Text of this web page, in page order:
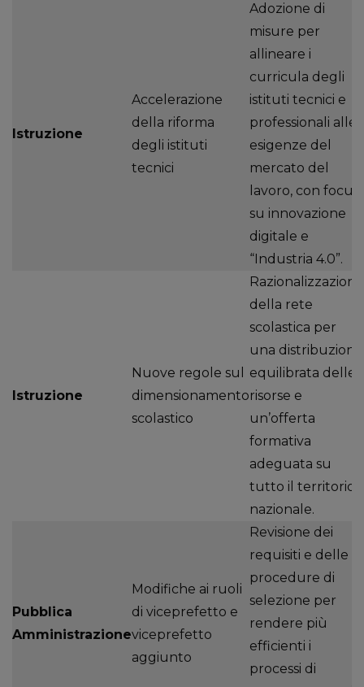
Istruzione
Accelerazione
della riforma
degli istituti
tecnici
Adozione di
misure per
allineare i
curricula degli
istituti tecnici e
professionali alle
esigenze del
mercato del
lavoro, con focus
su innovazione
digitale e
“Industria 4.0”.
Istruzione
Nuove regole sul
dimensionamento
scolastico
Razionalizzazione
della rete
scolastica per
una distribuzione
equilibrata delle
risorse e
un’offerta
formativa
adeguata su
tutto il territorio
nazionale.
Pubblica
Amministrazione
Modifiche ai ruoli
di viceprefetto e
viceprefetto
aggiunto
Revisione dei
requisiti e delle
procedure di
selezione per
rendere più
efficienti i
processi di